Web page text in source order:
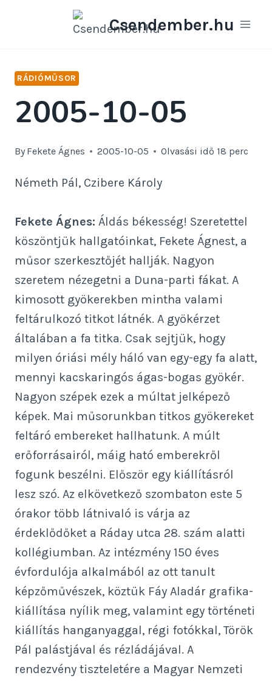
Csendember.hu
RÁDIÓMŰSOR
2005-10-05
By Fekete Ágnes 2005-10-05 Olvasási idő 18 perc
Németh Pál, Czibere Károly
Fekete Ágnes: Áldás békesség! Szeretettel
köszöntjük hallgatóinkat, Fekete Ágnest, a
műsor szerkesztőjét hallják. Nagyon
szeretem nézegetni a Duna-parti fákat. A
kimosott gyökerekben mintha valami
feltárulkozó titkot látnék. A gyökérzet
általában a fa titka. Csak sejtjük, hogy
milyen óriási mély háló van egy-egy fa alatt,
mennyi kacskaringós ágas-bogas gyökér.
Nagyon szépek ezek a múltat jelképező
képek. Mai műsorunkban titkos gyökereket
feltáró embereket hallhatunk. A múlt
erőforrásairól, máig ható emberekről
fogunk beszélni. Először egy kiállításról
lesz szó. Az elkövetkező szombaton este 5
órakor több látnivaló is várja az
érdeklődőket a Ráday utca 28. szám alatti
kollégiumban. Az intézmény 150 éves
évfordulója alkalmából az ott tanult
képzőművészek, köztük Fáy Aladár grafika-
kiállítása nyílik meg, valamint egy történeti
kiállítás hanganyaggal, régi fotókkal, Török
Pál palástjával és rézládájával. A
rendezvény tiszteletére a Magyar Nemzeti